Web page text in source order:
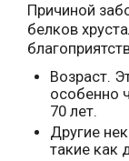
Причиной
белков
Возраст.
особенно
70 лет.
Другие
такие как